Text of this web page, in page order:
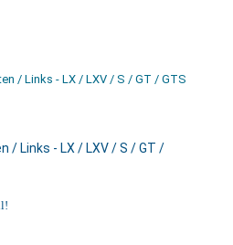
/ Links - LX / LXV / S / GT /